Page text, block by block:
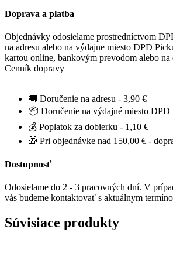
Doprava a platba
Objednávky odosielame prostredníctvom
na adresu alebo na výdajne miesto DPD
kartou online, bankovým prevodom alebo
Cenník dopravy
🚚 Doručenie na adresu - 3,90 €
📦 Doručenie na výdajné miesto DPD
💰 Poplatok za dobierku - 1,10 €
🎁 Pri objednávke nad 150,00 € -
Dostupnosť
Odosielame do 2 - 3 pracovných dní. V
vás budeme kontaktovať s aktuálnym
Súvisiace produkty